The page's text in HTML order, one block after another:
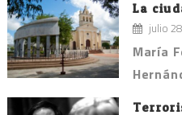
La
julio
María